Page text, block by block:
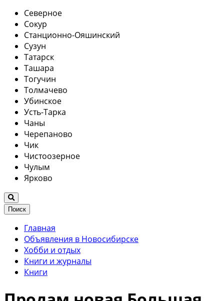
Северное
Сокур
Станционно-Ояшинский
Сузун
Татарск
Ташара
Тогучин
Толмачево
Убинское
Усть-Тарка
Чаны
Черепаново
Чик
Чистоозерное
Чулым
Ярково
Поиск
Главная
Объявления в Новосибирске
Хобби и отдых
Книги и журналы
Книги